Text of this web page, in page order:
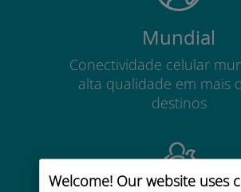
Welcome! Our website uses
Mundial
Conectividade celular
alta qualidade em mais
destinos